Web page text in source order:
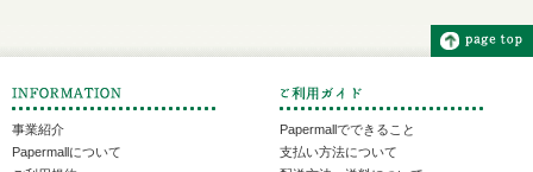
事業紹介
Papermallについて
Papermallでできること
支払い方法について